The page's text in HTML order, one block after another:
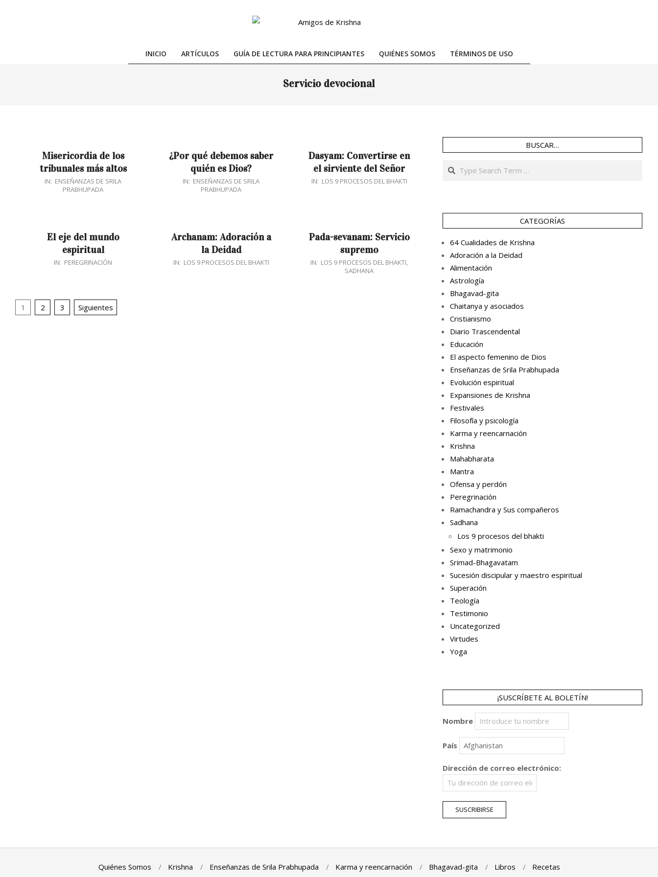
Primary
Menu
INICIO ARTÍCULOS GUÍA DE LECTURA PARA PRINCIPIANTES QUIÉNES SOMOS TÉRMINOS DE USO
Servicio devocional
Misericordia de los
tribunales más altos
2018-IN: ENSEÑANZAS DE SRILA
PRABHUPADA
¿Por qué debemos saber
quién es Dios?
2018-IN: ENSEÑANZAS DE SRILA
PRABHUPADA
Dasyam: Convertirse en
el sirviente del Señor
2018-
IN: LOS 9 PROCESOS DEL BHAKTI
El eje del mundo
espiritual
IN: PEREGRINACIÓN
Archanam: Adoración a
la Deidad
2017-
IN: LOS 9 PROCESOS DEL BHAKTI
Pada-sevanam: Servicio
supremo
2017-
IN: LOS 9 PROCESOS DEL BHAKTI,
SADHANA
Navegación
1 2 3 Siguientes
BUSCAR…
Search
CATEGORÍAS
64 Cualidades de Krishna
Adoración a la Deidad
Alimentación
Astrología
Bhagavad-gita
Chaitanya y asociados
Cristianismo
Diario Trascendental
Educación
El aspecto femenino de Dios
Enseñanzas de Srila Prabhupada
Evolución espiritual
Expansiones de Krishna
Festivales
Filosofía y psicología
Karma y reencarnación
Krishna
Mahabharata
Mantra
Ofensa y perdón
Peregrinación
Ramachandra y Sus compañeros
Sadhana
Los 9 procesos del bhakti
Sexo y matrimonio
Srimad-Bhagavatam
Sucesión discipular y maestro espiritual
Superación
Teología
Testimonio
Uncategorized
Virtudes
Yoga
¡SUSCRÍBETE AL BOLETÍN!
Nombre
País
Dirección de correo electrónico:
Quiénes Somos Krishna Enseñanzas de Srila Prabhupada Karma y reencarnación Bhagavad-gita Libros Recetas